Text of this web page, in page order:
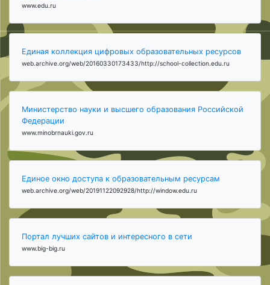
www.edu.ru
Единая коллекция цифровых образовательных ресурсов
web.archive.org/web/20160330173433/http://school-collection.edu.ru
Министерство науки и высшего образования Российской
Федерации
www.minobrnauki.gov.ru
Единое окно доступа к образовательным ресурсам
web.archive.org/web/20191122092928/http://window.edu.ru
Портал лучших сайтов и интересного в сети
www.big-big.ru